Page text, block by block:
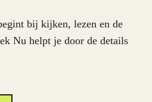
bij kijken, lezen en de
Nu helpt je door de details